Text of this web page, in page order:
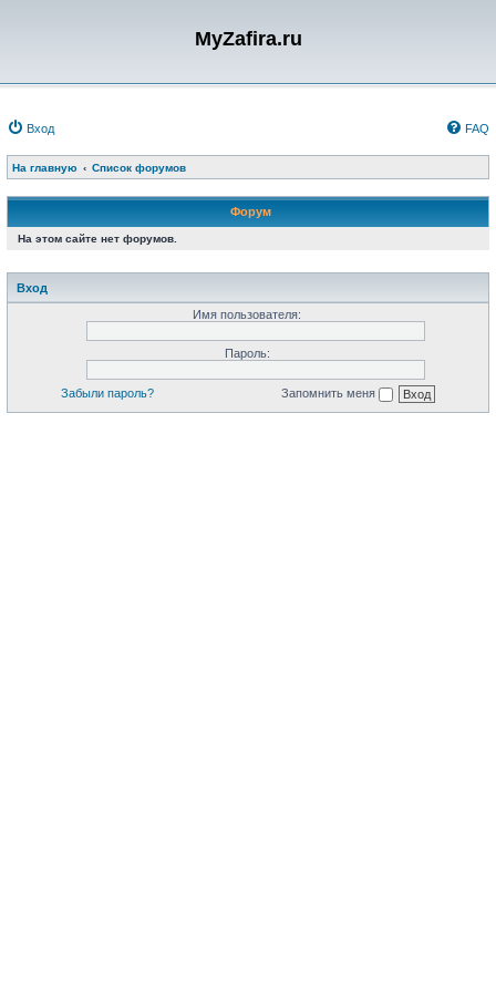
MyZafira.ru
Вход FAQ
На главную Список форумов
Форум
На этом сайте нет форумов.
Вход
Имя пользователя:
Пароль:
Забыли пароль? Запомнить меня